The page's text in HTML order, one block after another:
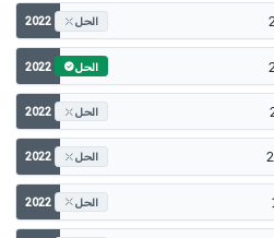
2022 الحل
2022 الحل
2022 الحل
2022 الحل
2022 الحل